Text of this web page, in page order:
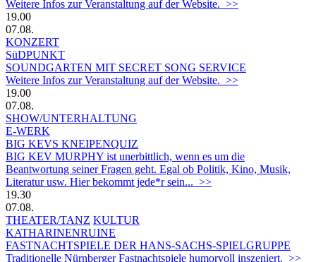
Weitere Infos zur Veranstaltung auf der Website. >>
19.00
07.08.
KONZERT
SüDPUNKT
SOUNDGARTEN MIT SECRET SONG SERVICE
Weitere Infos zur Veranstaltung auf der Website. >>
19.00
07.08.
SHOW/UNTERHALTUNG
E-WERK
BIG KEVS KNEIPENQUIZ
BIG KEV MURPHY ist unerbittlich, wenn es um die
Beantwortung seiner Fragen geht. Egal ob Politik, Kino, Musik,
Literatur usw. Hier bekommt jede*r sein... >>
19.30
07.08.
THEATER/TANZ KULTUR
KATHARINENRUINE
FASTNACHTSPIELE DER HANS-SACHS-SPIELGRUPPE
Traditionelle Nürnberger Fastnachtspiele humorvoll inszeniert. >>